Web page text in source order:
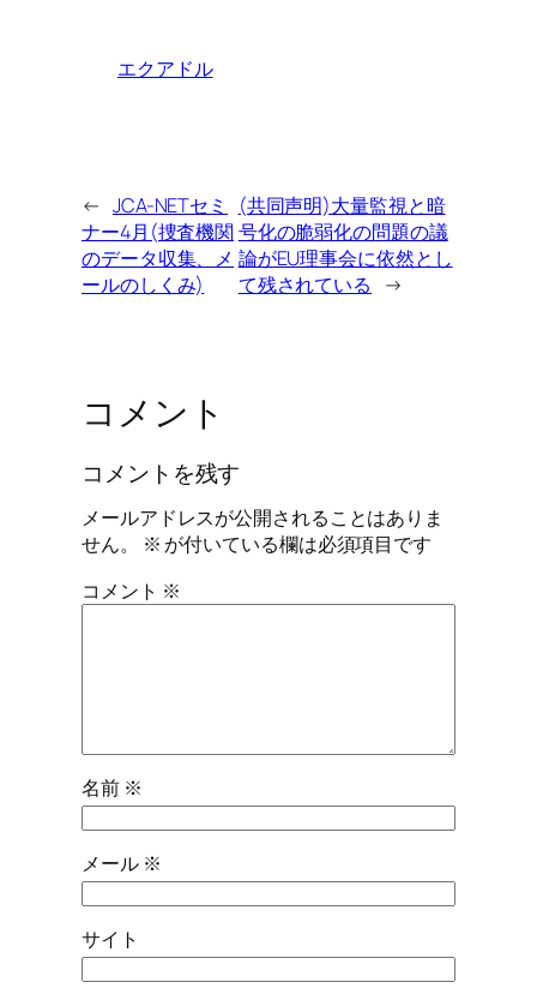
エクアドル
← JCA-NETセミ
ナー4月(捜査機関
のデータ収集、メ
ールのしくみ)
(共同声明)大量監視と暗
号化の脆弱化の問題の議
論がEU理事会に依然とし
て残されている
→
コメント
コメントを残す
メールアドレスが公開されることはありま
せん。
※ が付いている欄は必須項目です
コメント ※
名前 ※
メール ※
サイト